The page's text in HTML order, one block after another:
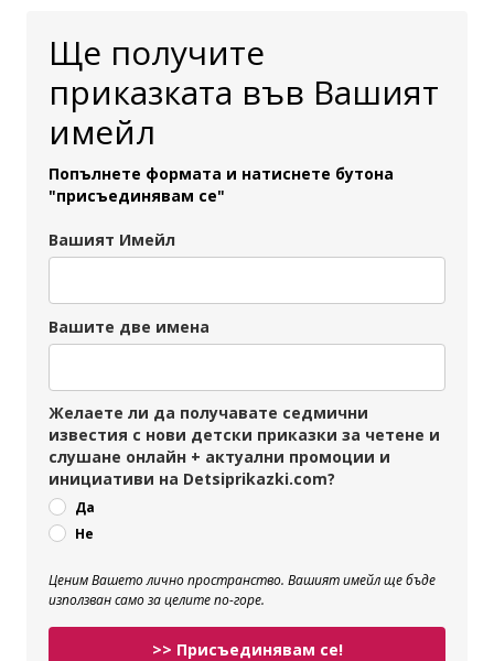
Ще получите
приказката във Вашият
имейл
Попълнете формата и натиснете бутона
"присъединявам се"
Вашият Имейл
Вашите две имена
Желаете ли да получавате седмични
известия с нови детски приказки за четене и
слушане онлайн + актуални промоции и
инициативи на Detsiprikazki.com?
Да
Не
Ценим Вашето лично пространство. Вашият имейл ще бъде
използван само за целите по-горе.
>> Присъединявам се!